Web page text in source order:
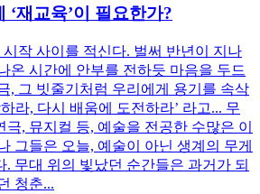
‘재교육’이 필요한가?
작 사이를 적신다. 벌써 반년이 지나
온 시간에 안부를 전하듯 마음을 두드
, 그 빗줄기처럼 우리에게 용기를 속삭
라, 다시 배움에 도전하라’ 라고... 무
극, 뮤지컬 등, 예술을 전공한 수많은 이
그들은 오늘, 예술이 아닌 생계의 무게
. 무대 위의 빛났던 순간들은 과거가 되
청춘...